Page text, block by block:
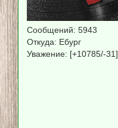
Сообщений: 5943
Откуда: Ебург
Уважение: [+10785/-31]